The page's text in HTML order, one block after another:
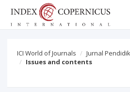
ICI World of Journals
Jurnal
Issues and contents